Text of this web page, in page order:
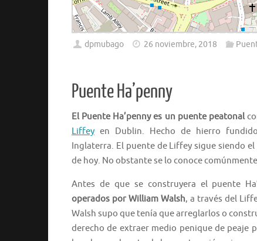
dpmubago 26 noviembre, 2018
Puente Ha’penny
El Puente Ha’penny es un puente peatonal
Liffey en Dublin. Hecho de hierro
Inglaterra. El puente de Liffey sigue siendo
de hoy. No obstante se lo conoce
Antes de que se construyera el puente
operados por William Walsh, a través del
Walsh supo que tenía que arreglarlos o
derecho de extraer medio penique de peaje